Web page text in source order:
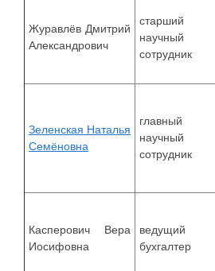
Журавлёв Дмитрий
Александрович
старший
научный
сотрудник
Зеленская Наталья
Семёновна
главный
научный
сотрудник
Касперович Вера
Иосифовна
ведущий
бухгалтер